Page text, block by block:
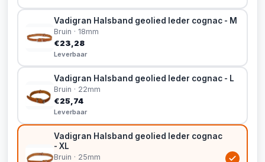
Vadigran Halsband geolied leder cognac - M
Bruin · 18mm
€23,28
Leverbaar
Vadigran Halsband geolied leder cognac - L
Bruin · 22mm
€25,74
Leverbaar
Vadigran Halsband geolied leder cognac
- XL
Bruin · 25mm